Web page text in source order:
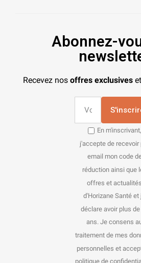
Abonnez-
Recevez nos offres exclusives
En m'inscrivant,
j'accepte de recevoir
email mon code
réduction ainsi que
offres et actualités
d'Horizane Santé et
déclare avoir plus de
ans. Je consens
traitement de mes
personnelles et
politique de